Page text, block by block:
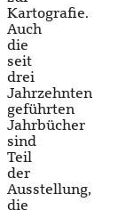
Kartografie.
Auch
die
seit
drei
Jahrzehnten
geführten
Jahrbücher
sind
Teil
der
Ausstellung,
die